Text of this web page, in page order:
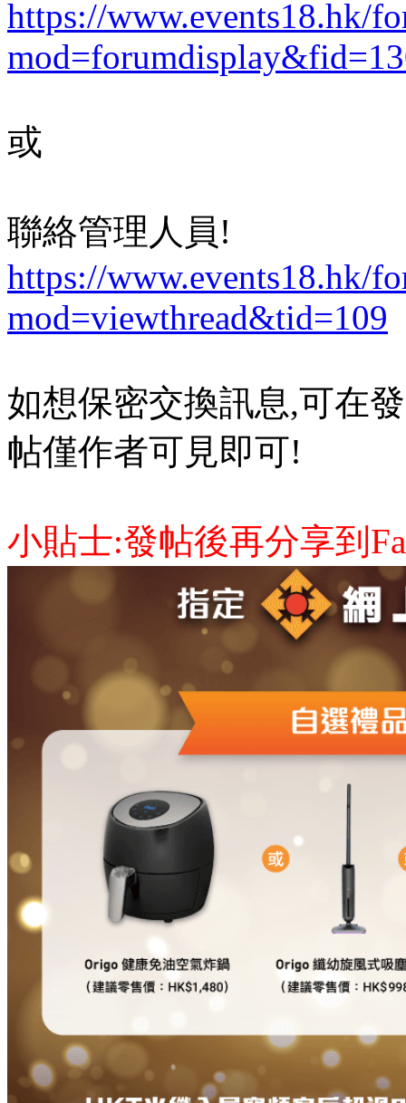
https://www.events18.hk/
或
聯絡管理人員!
https://www.events18.hk/
mod=viewthread&tid=109
如想保密交換訊息,可在
帖僅作者可見即可!
小貼士:發帖後再分享到